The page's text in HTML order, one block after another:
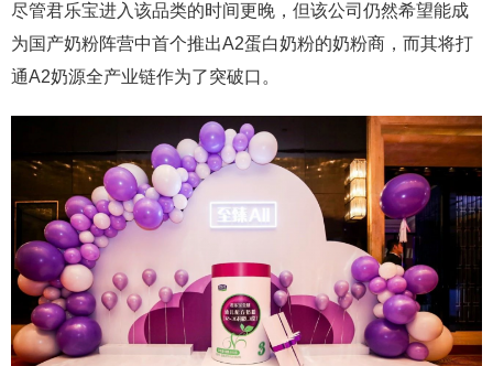
尽管君乐宝进入该品类的时间更晚，但该公司仍然希望能成
为国产奶粉阵营中首个推出A2蛋白奶粉的奶粉商，而其将打
通A2奶源全产业链作为了突破口。